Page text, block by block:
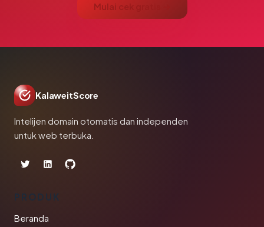
Mulai cek gratis →
KalaweitScore
Intelijen domain otomatis dan independen
untuk web terbuka.
PRODUK
Beranda